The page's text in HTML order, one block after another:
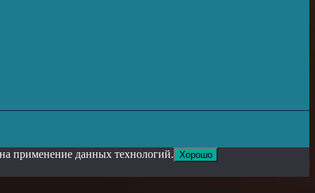
применение данных технологий. Хорошо